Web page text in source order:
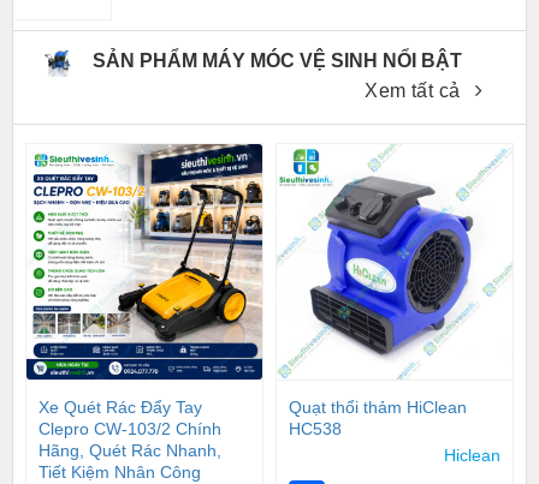
SẢN PHẨM MÁY MÓC VỆ SINH NỔI BẬT
Xem tất cả
Xe Quét Rác Đẩy Tay
Clepro CW-103/2 Chính
Hãng, Quét Rác Nhanh,
Tiết Kiệm Nhân Công
Quạt thổi thảm HiClean
HC538
Hiclean